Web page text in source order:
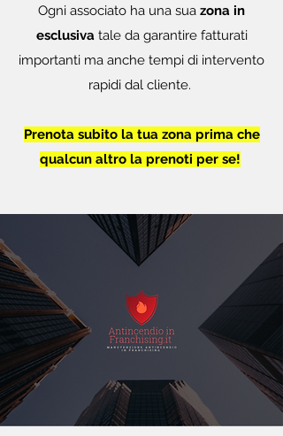
Ogni associato ha una sua zona in
esclusivatale da garantire fatturati
importanti ma anche tempi di intervento
rapidi dal cliente.
Prenota subito la tua zona prima che
qualcun altro la prenoti per se!